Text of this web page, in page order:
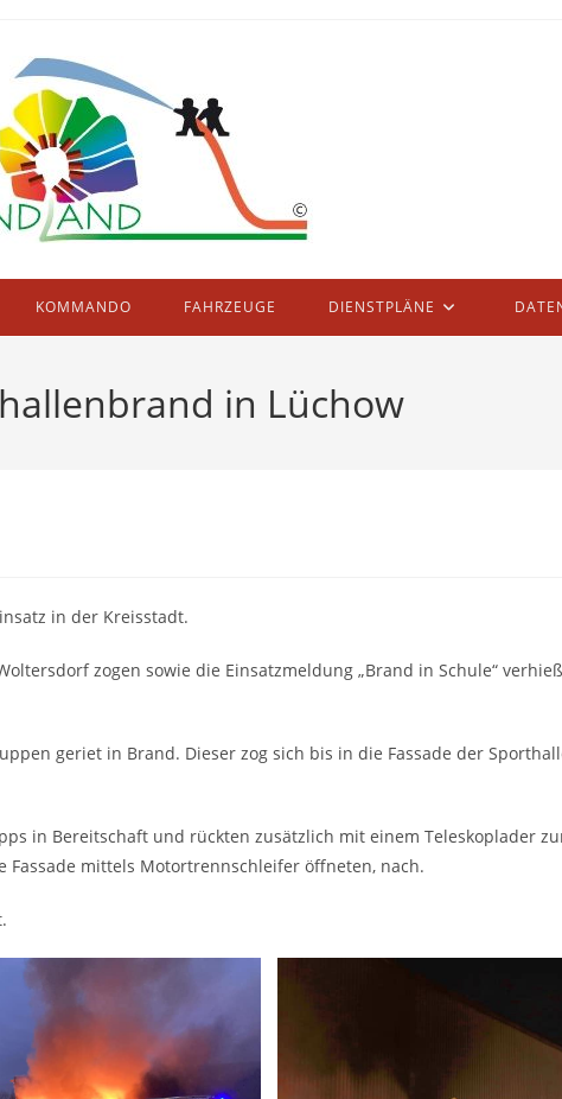
KOMMANDO FAHRZEUGE DIENSTPLÄNE
in Lüchow
in der Kreisstadt.
zogen sowie die Einsatzmeldung „Brand in Schule“
geriet in Brand. Dieser zog sich bis in die Fassade der
in Bereitschaft und rückten zusätzlich mit einem Teleskoplader
mittels Motortrennschleifer öffneten, nach.